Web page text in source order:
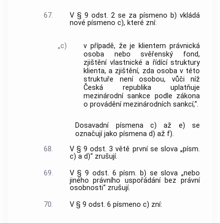
67.
V § 9 odst. 2 se za písmeno b) vkládá
nové písmeno c), které zní:
„c)
v případě, že je klientem právnická
osoba nebo svěřenský fond,
zjištění vlastnické a řídící struktury
klienta, a zjištění, zda osoba v této
struktuře není osobou, vůči níž
Česká republika uplatňuje
mezinárodní sankce podle zákona
o provádění mezinárodních sankcí,“.
Dosavadní písmena c) až e) se
označují jako písmena d) až f).
68.
V § 9 odst. 3 větě první se slova „písm.
c) a d)“ zrušují.
69.
V § 9 odst. 6 písm. b) se slova „nebo
jiného právního uspořádání bez právní
osobnosti“ zrušují.
70.
V § 9 odst. 6 písmeno c) zní: